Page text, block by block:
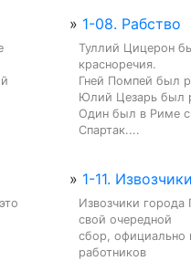
» 1-08. Рабство
Туллий Цицерон
красноречия.
Гней Помпей был
Юлий Цезарь был
Один был в Риме
Спартак....
» 1-11.
Извозчики города
свой очередной
сбор, официально
работников